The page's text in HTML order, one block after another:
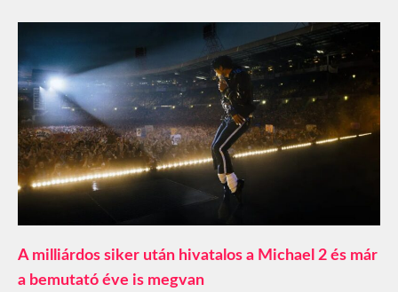
A milliárdos siker után hivatalos a Michael 2 és már
a bemutató éve is megvan